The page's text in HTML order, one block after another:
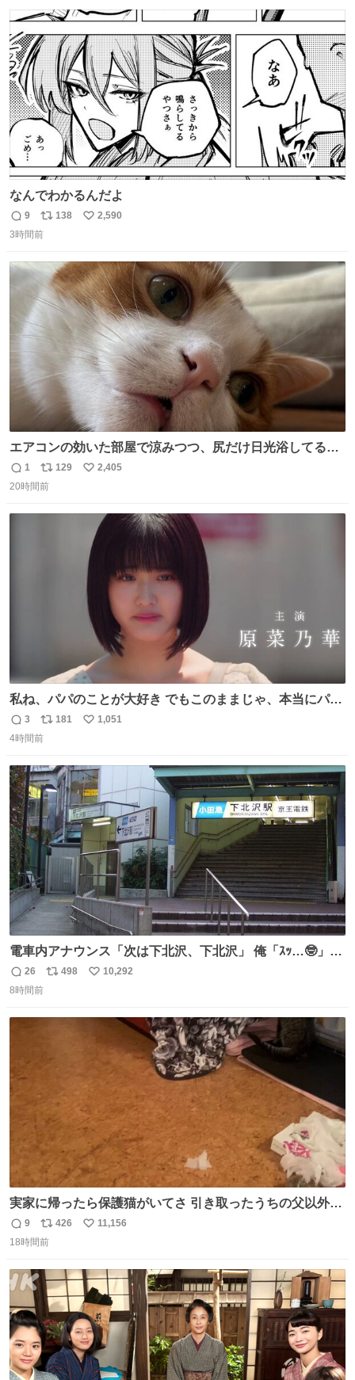
ト
数
数
なんでわかるんだよ
返
信
9
リ
ポ
ト
数
138
い
数
2,590
3時間前
エアコンの効いた部屋で涼みつつ、尻だけ日光浴してる猫
もはや貴族じゃん！
返
信
1
リ
ポ
129
い
2,405
20時間前
私ね、パパのことが大好き でもこのままじゃ、本当にパパ
を嫌いになっちゃう だから・・・ ドラマ #もうパパ ！😠
本編映像初公開📺 親子の愛ゆえのすれ違いを描くティザー
tver.jp/series/sr504n7… #日10 #ABCテレビ #新ドラマ
10/4（日）スタート🎬
返
信
3
リ
ポ
ト
数
181
い
数
1,051
4時間前
電車内アナウンス「次は下北沢、下北沢」 俺「ｽｯ…🤓」
(立ち上がる) 周りの乗客「(やっぱりな……)」
返
信
26
リ
498
い
10,292
8時間前
実家に帰ったら保護猫がいてさ 引き取ったうちの父以外に
は威嚇してくるよって話を聞いてたんだけど僕は大丈夫そ
う 可愛いなこいつ
返
信
9
リ
ポ
ト
数
426
い
数
11,156
18時間前